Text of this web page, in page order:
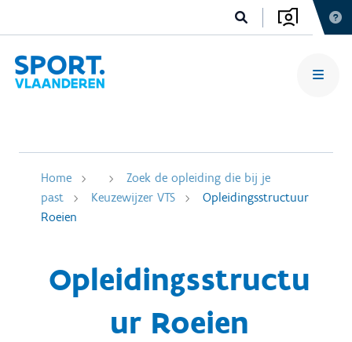
Home
Zoek de opleiding die bij je
past
Keuzewijzer VTS
Opleidingsstructuur
Roeien
Opleidingsstructu
ur Roeien